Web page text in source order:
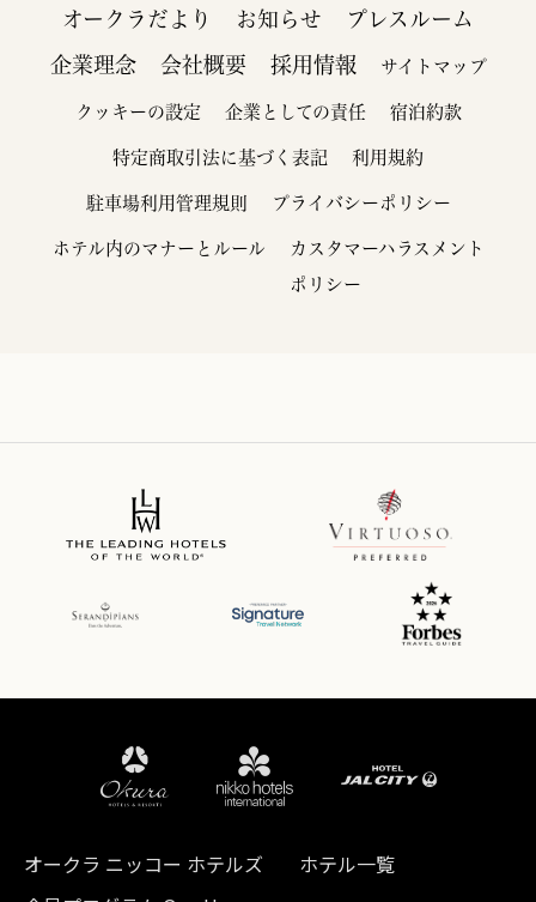
オークラだより お知らせ プレスルーム
企業理念 会社概要 採用情報 サイトマップ
クッキーの設定 企業としての責任 宿泊約款
特定商取引法に基づく表記 利用規約
駐車場利用管理規則 プライバシーポリシー
ホテル内のマナーとルール
カスタマーハラスメント
ポリシー
オークラ ニッコー ホテルズ
ホテル一覧